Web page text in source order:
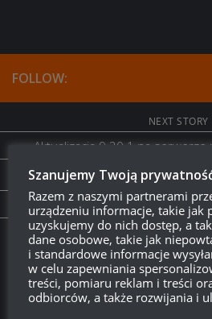
FOLLOW:
NEXT STORY
Aktualizacja 9.20.1 na serwerze
PREVIOUS
AMX Cda 105 w
Twitch.tv - Zurugula
Szanujemy Twoją
Razem z naszymi partnerami
urządzeniu informacje, takie jak
uzyskujemy do nich dostęp, a
dane osobowe, takie jak
i standardowe informacje
w celu zapewniania
treści, pomiaru reklam i treści
odbiorców, a także rozwijania i